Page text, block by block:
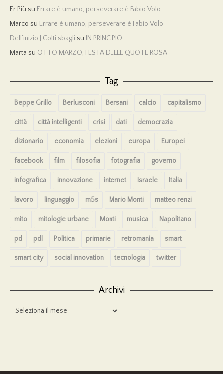
Er Più su Errare è umano, perseverare è Fabio Volo
Marco su Errare è umano, perseverare è Fabio Volo
Dell’inizio | Colti sbagli su IN PRINCIPIO
Marta su OTTO MARZO, FESTA DELLE QUOTE ROSA
Tag
Beppe Grillo Berlusconi Bersani calcio capitalismo
città città intelligenti crisi dati democrazia
dizionario economia elezioni europa Europei
facebook film filosofia fotografia governo
infografica innovazione internet Israele Italia
lavoro linguaggio m5s Mario Monti matteo renzi
mito mitologie urbane Monti musica Napolitano
pd pdl Politica primarie retromania smart
smart city social innovation tecnologia twitter
Archivi
Archivi